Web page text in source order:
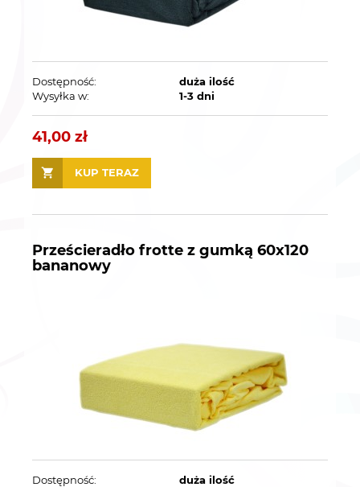
Dostępność:
duża ilość
Wysyłka w:
1-3 dni
41,00 zł
KUP TERAZ
Prześcieradło frotte z gumką 60x120
bananowy
Dostępność: duża ilość